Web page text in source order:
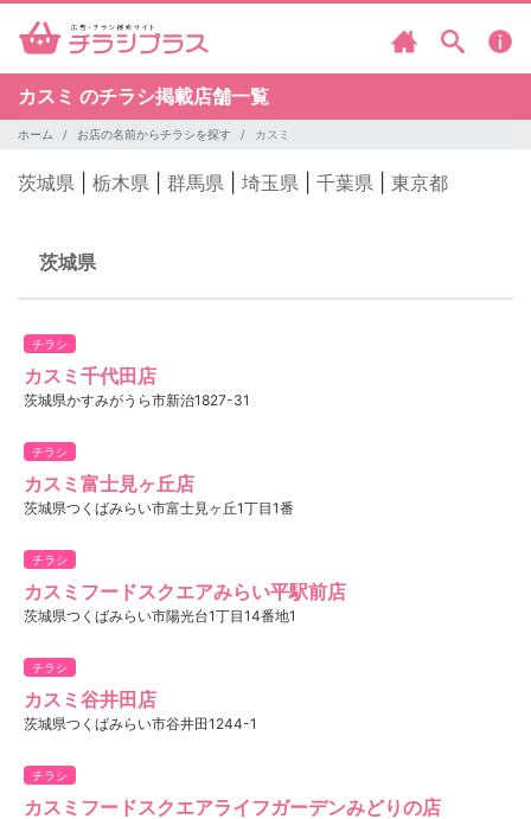
カスミ のチラシ掲載店舗一覧
ホーム お店の名前からチラシを探す カスミ
茨城県 栃木県 群馬県 埼玉県 千葉県 東京都
茨城県
チラシ
カスミ千代田店
茨城県かすみがうら市新治1827-31
チラシ
カスミ富士見ヶ丘店
茨城県つくばみらい市富士見ヶ丘1丁目1番
チラシ
カスミフードスクエアみらい平駅前店
茨城県つくばみらい市陽光台1丁目14番地1
チラシ
カスミ谷井田店
茨城県つくばみらい市谷井田1244-1
チラシ
カスミフードスクエアライフガーデンみどりの店